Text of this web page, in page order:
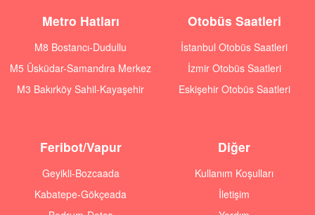
Metro Hatları
M8 Bostancı-Dudullu
M5 Üsküdar-Samandıra Merkez
M3 Bakırköy Sahil-Kayaşehir
Otobüs Saatleri
İstanbul Otobüs Saatleri
İzmir Otobüs Saatleri
Eskişehir Otobüs Saatleri
Feribot/Vapur
Geyikli-Bozcaada
Kabatepe-Gökçeada
Diğer
Kullanım Koşulları
İletişim